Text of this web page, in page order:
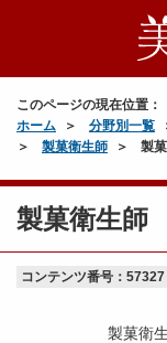
このページの現在位置：
ホーム
分野別一覧
製菓衛生師
製
製菓衛生師
コンテンツ番号：57327
製菓衛